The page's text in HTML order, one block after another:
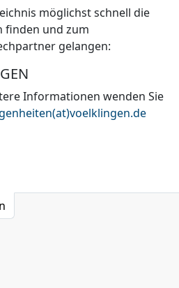
möglichst schnell die
und zum
gelangen:
Informationen wenden Sie